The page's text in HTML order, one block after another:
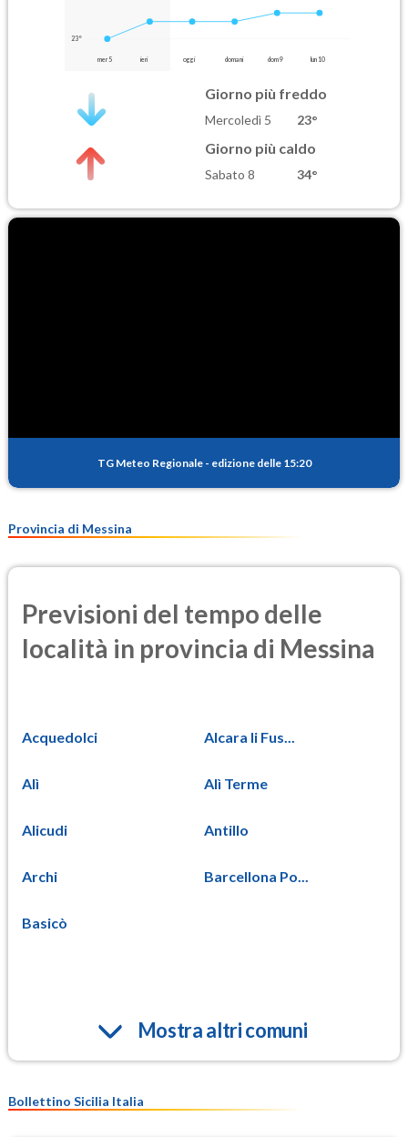
23°
mer 5 ieri oggi domani dom 9 lun 10
Giorno più freddo
Mercoledì 5 23°
Giorno più caldo
Sabato 8 34°
TG Meteo Regionale - edizione delle 15:20
Provincia di Messina
Previsioni del tempo delle
località in provincia di Messina
Acquedolci Alcara li Fus...
Alì Alì Terme
Alicudi Antillo
Archi Barcellona Po...
Basicò
Mostra altri comuni
Bollettino Sicilia Italia